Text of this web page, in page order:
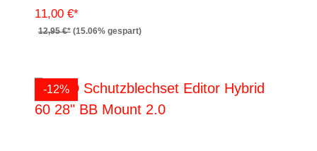
11,00 €*
12,95 €* (15.06% gespart)
-12%